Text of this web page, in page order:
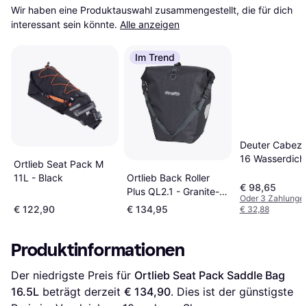
Wir haben eine Produktauswahl zusammengestellt, die für dich
interessant sein könnte. Alle anzeigen
Ortlieb Seat Pack M
11L - Black
€ 122,90
Im Trend
Ortlieb Back Roller
Plus QL2.1 - ‎Granite-
black
€ 134,95
Deuter
16
black
€ 98,65
Oder 3
€ 32,88
Produktinformationen
Der niedrigste Preis für Ortlieb Seat Pack Saddle Bag
16.5L beträgt derzeit € 134,90. Dies ist der günstigste